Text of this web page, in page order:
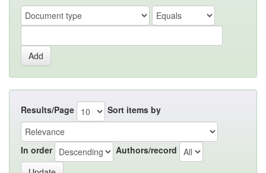
Results/Page Sort items by
In order Authors/record